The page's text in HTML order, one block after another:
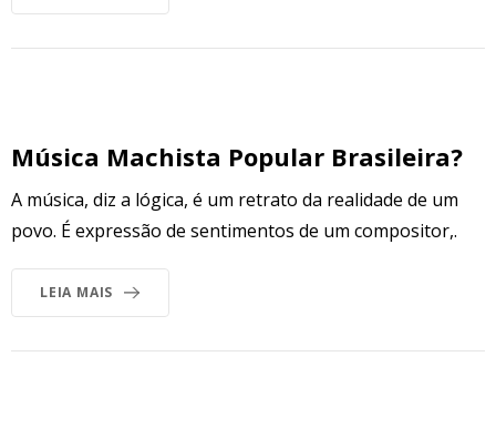
Música Machista Popular Brasileira?
A música, diz a lógica, é um retrato da realidade de um
povo. É expressão de sentimentos de um compositor,.
LEIA MAIS